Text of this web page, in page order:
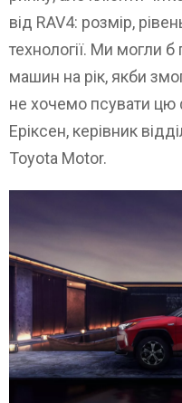
від RAV4: розмір,
технології. Ми могли
машин на рік, якби
не хочемо псувати цю
Еріксен, керівник
Toyota Motor.